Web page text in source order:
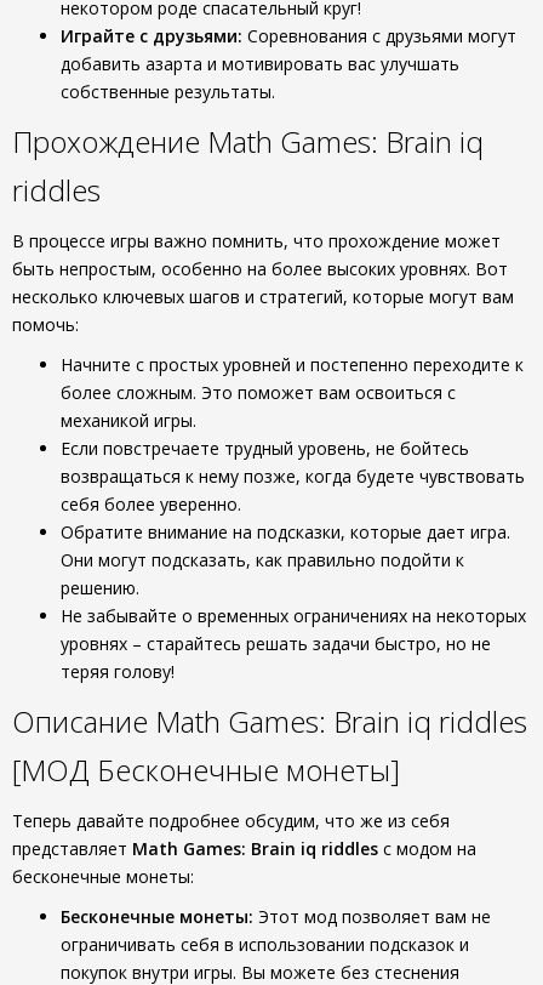
некотором роде спасательный круг!
Играйте с друзьями: Соревнования с друзьями могут
добавить азарта и мотивировать вас улучшать
собственные результаты.
Прохождение Math Games: Brain iq
riddles
В процессе игры важно помнить, что прохождение может
быть непростым, особенно на более высоких уровнях. Вот
несколько ключевых шагов и стратегий, которые могут вам
помочь:
Начните с простых уровней и постепенно переходите к
более сложным. Это поможет вам освоиться с
механикой игры.
Если повстречаете трудный уровень, не бойтесь
возвращаться к нему позже, когда будете чувствовать
себя более уверенно.
Обратите внимание на подсказки, которые дает игра.
Они могут подсказать, как правильно подойти к
решению.
Не забывайте о временных ограничениях на некоторых
уровнях – старайтесь решать задачи быстро, но не
теряя голову!
Описание Math Games: Brain iq riddles
[МОД Бесконечные монеты]
Теперь давайте подробнее обсудим, что же из себя
представляет Math Games: Brain iq riddles с модом на
бесконечные монеты:
Бесконечные монеты: Этот мод позволяет вам не
ограничивать себя в использовании подсказок и
покупок внутри игры. Вы можете без стеснения